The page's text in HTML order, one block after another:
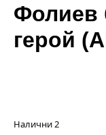
Фолиев
герой
Налични 2